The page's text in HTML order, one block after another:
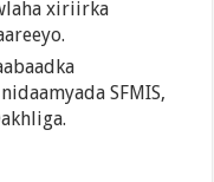
xiriirka
SFMIS,